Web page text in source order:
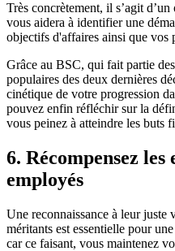
Très concrètement, il s’agit
vous aidera à identifier une
objectifs d'affaires ainsi que vos
Grâce au BSC, qui fait partie
populaires des deux dernières
cinétique de votre progression
pouvez enfin réfléchir sur la
vous peinez à atteindre les buts
6. Récompensez les
employés
Une reconnaissance à leur juste
méritants est essentielle pour
car ce faisant, vous maintenez